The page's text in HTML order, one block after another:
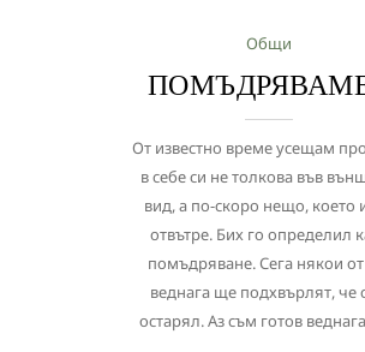
Общи
От известно време усещам
в себе си не толкова във
вид, а по-скоро нещо, което
отвътре. Бих го определил
помъдряване. Сега някои от
веднага ще подхвърлят, че
остарял. Аз съм готов